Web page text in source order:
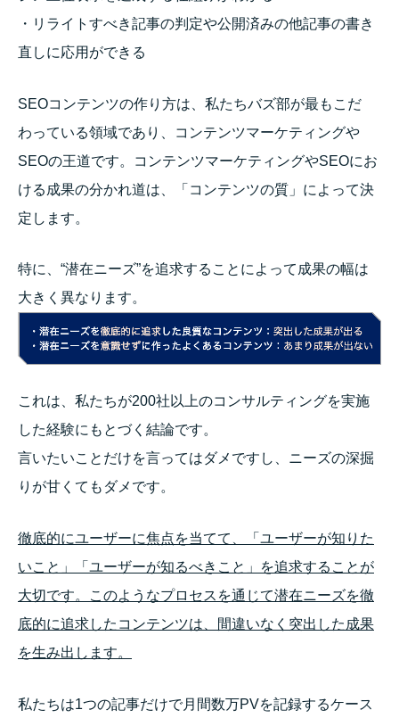
・リライトすべき記事の判定や公開済みの他記事の書き
直しに応用ができる
SEOコンテンツの作り方は、私たちバズ部が最もこだ
わっている領域であり、コンテンツマーケティングや
SEOの王道です。コンテンツマーケティングやSEOにお
ける成果の分かれ道は、「コンテンツの質」によって決
定します。
特に、“潜在ニーズ”を追求することによって成果の幅は
大きく異なります。
これは、私たちが200社以上のコンサルティングを実施
した経験にもとづく結論です。
言いたいことだけを言ってはダメですし、ニーズの深掘
りが甘くてもダメです。
徹底的にユーザーに焦点を当てて、「ユーザーが知りた
いこと」「ユーザーが知るべきこと」を追求することが
大切です。このようなプロセスを通じて潜在ニーズを徹
底的に追求したコンテンツは、間違いなく突出した成果
を生み出します。
私たちは1つの記事だけで月間数万PVを記録するケース